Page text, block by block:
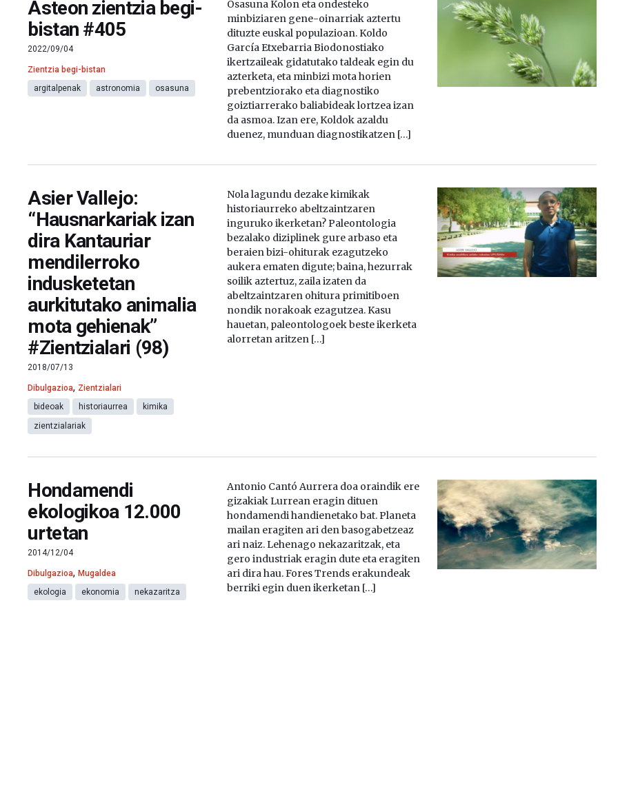
Asteon zientzia begi-
bistan #405
2022/09/04
Zientzia begi-bistan
argitalpenak
astronomia osasuna
Osasuna Kolon eta ondesteko
minbiziaren gene-oinarriak aztertu
dituzte euskal populazioan. Koldo
García Etxebarria Biodonostiako
ikertzaileak gidatutako taldeak egin du
azterketa, eta minbizi mota horien
prebentziorako eta diagnostiko
goiztiarrerako baliabideak lortzea izan
da asmoa. Izan ere, Koldok azaldu
duenez, munduan diagnostikatzen […]
Asier Vallejo:
“Hausnarkariak izan
dira Kantauriar
mendilerroko
indusketetan
aurkitutako animalia
mota gehienak”
#Zientzialari (98)
2018/07/13
Dibulgazioa, Zientzialari
bideoak
historiaurrea
kimika
zientzialariak
Nola lagundu dezake kimikak
historiaurreko abeltzaintzaren
inguruko ikerketan? Paleontologia
bezalako diziplinek gure arbaso eta
beraien bizi-ohiturak ezagutzeko
aukera ematen digute; baina, hezurrak
soilik aztertuz, zaila izaten da
abeltzaintzaren ohitura primitiboen
nondik norakoak ezagutzea. Kasu
hauetan, paleontologoek beste ikerketa
alorretan aritzen […]
Hondamendi
ekologikoa 12.000
urtetan
2014/12/04
Dibulgazioa,Mugaldea
ekologia
ekonomia nekazaritza
Antonio Cantó Aurrera doa oraindik ere
gizakiak Lurrean eragin dituen
hondamendi handienetako bat. Planeta
mailan eragiten ari den basogabetzeaz
ari naiz. Lehenago nekazaritzak, eta
gero industriak eragin dute eta eragiten
ari dira hau. Fores Trends erakundeak
berriki egin duen ikerketan […]